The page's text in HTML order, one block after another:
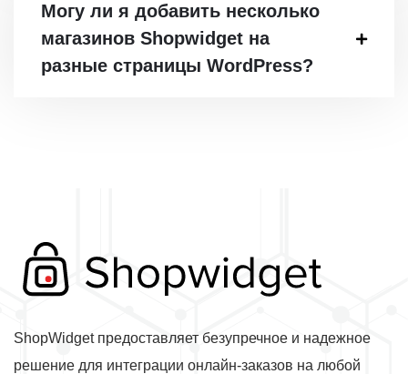
Могу ли я добавить несколько
магазинов Shopwidget на
разные страницы WordPress?
ShopWidget предоставляет безупречное и надежное
решение для интеграции онлайн-заказов на любой